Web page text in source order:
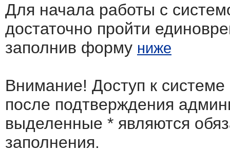
Для начала работы с
достаточно пройти
заполнив форму ниже
Внимание! Доступ к
после подтверждения
выделенные * являются
заполнения.